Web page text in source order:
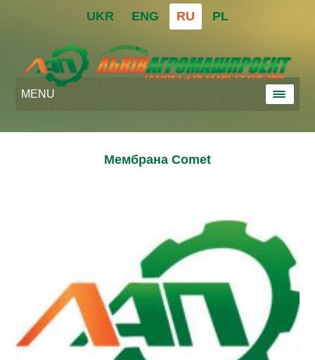
UKR ENG RU PL
MENU
Мембрана Comet